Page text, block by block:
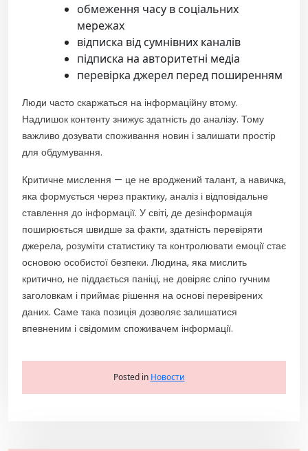
обмеження часу в соціальних
мережах
відписка від сумнівних каналів
підписка на авторитетні медіа
перевірка джерел перед поширенням
Люди часто скаржаться на інформаційну втому.
Надлишок контенту знижує здатність до аналізу. Тому
важливо дозувати споживання новин і залишати простір
для обдумування.
Критичне мислення — це не вроджений талант, а навичка,
яка формується через практику, аналіз і відповідальне
ставлення до інформації. У світі, де дезінформація
поширюється швидше за факти, здатність перевіряти
джерела, розуміти статистику та контролювати емоції стає
основою особистої безпеки. Людина, яка мислить
критично, не піддається паніці, не довіряє сліпо гучним
заголовкам і приймає рішення на основі перевірених
даних. Саме така позиція дозволяє залишатися
впевненим і свідомим споживачем інформації.
Posted in Новости